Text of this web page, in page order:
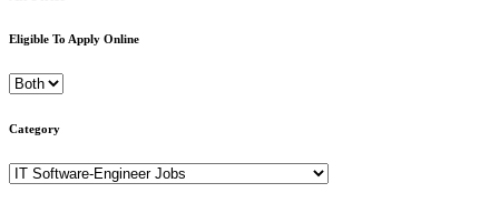
Eligible To Apply Online
Category